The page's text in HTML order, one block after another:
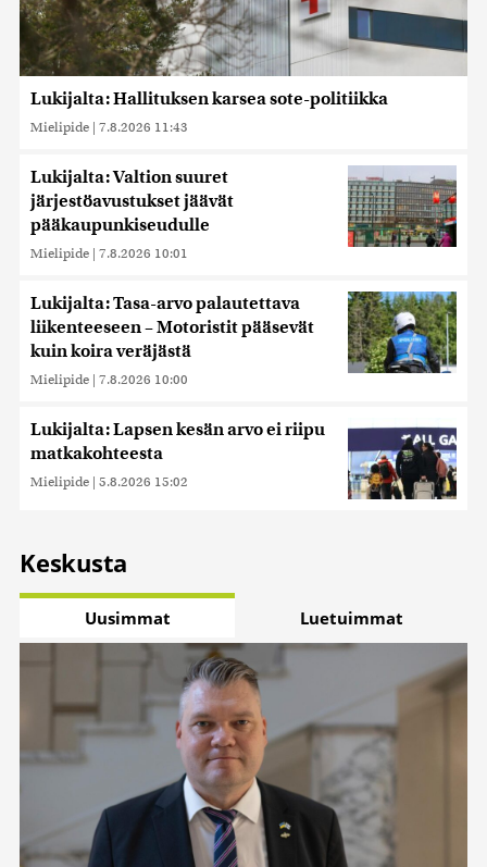
Lukijalta: Hallituksen karsea sote-politiikka
Mielipide | 7.8.2026 11:43
Lukijalta: Valtion suuret
järjestöavustukset jäävät
pääkaupunkiseudulle
Mielipide | 7.8.2026 10:01
Lukijalta: Tasa-arvo palautettava
liikenteeseen – Motoristit pääsevät
kuin koira veräjästä
Mielipide | 7.8.2026 10:00
Lukijalta: Lapsen kesän arvo ei riipu
matkakohteesta
Mielipide | 5.8.2026 15:02
Keskusta
Uusimmat Luetuimmat